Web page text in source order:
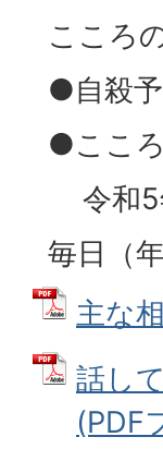
こころ
●自殺
●ここ
令和5
毎日（
主な
話し
(PDF